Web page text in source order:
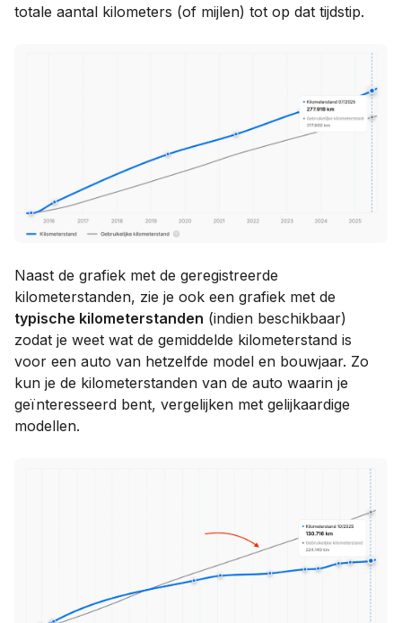
totale aantal kilometers (of mijlen) tot op dat tijdstip.
Naast de grafiek met de geregistreerde
kilometerstanden, zie je ook een grafiek met de
typische kilometerstanden (indien beschikbaar)
zodat je weet wat de gemiddelde kilometerstand is
voor een auto van hetzelfde model en bouwjaar. Zo
kun je de kilometerstanden van de auto waarin je
geïnteresseerd bent, vergelijken met gelijkaardige
modellen.